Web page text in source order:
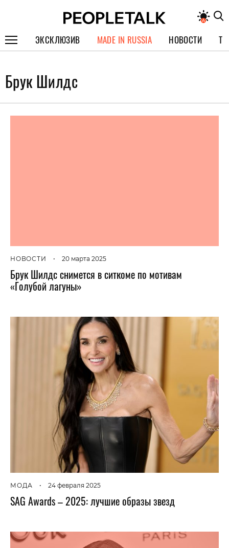
ЭКСКЛЮЗИВ
СПЕЦПРОЕКТЫ
ИНТЕРВЬЮ
MADE IN RUSSIA НОВОСТИ
Брук Шилдс
НОВОСТИ • 20 марта 2025
Брук Шилдс снимется в ситкоме по мотивам
«Голубой лагуны»
МОДА • 24 февраля 2025
SAG Awards – 2025: лучшие образы звезд